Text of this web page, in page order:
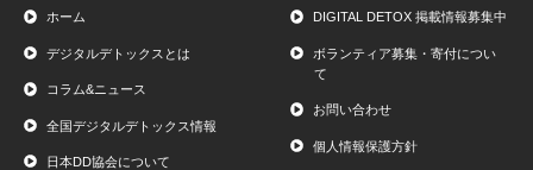
ホーム
デジタルデトックスとは
コラム&ニュース
全国デジタルデトックス情報
日本DD協会について
DIGITAL DETOX 掲載情報募集中
ボランティア募集・寄付につい
て
お問い合わせ
個人情報保護方針